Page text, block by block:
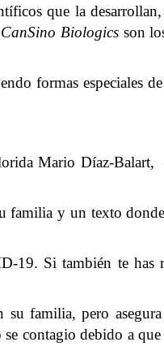
que la
CanSino Biologics son
formas especiales
Mario Díaz-Balart,
y un texto
19. Si también te
familia, pero
debido a que